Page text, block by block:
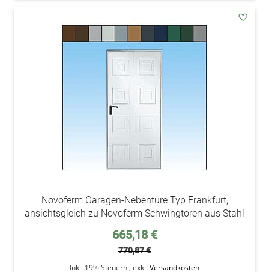
Novoferm Garagen-Nebentüre Typ Frankfurt,
ansichtsgleich zu Novoferm Schwingtoren aus Stahl
Sonderpreis
665,18 €
770,87 €
Inkl. 19% Steuern , exkl.Versandkosten